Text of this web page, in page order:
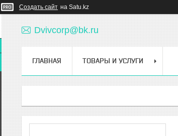
Создать сайт на Satu.kz
Dvivcorp@bk.ru
ГЛАВНАЯ ТОВАРЫ И УСЛУГИ